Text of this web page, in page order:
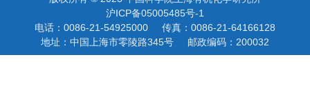
沪ICP备05005485号-1
电话：0086-21-54925000
传真：0086-21-64166128
地址：中国上海市零陵路345号
邮政编码：200032